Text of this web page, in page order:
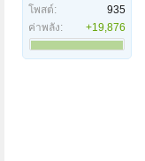
โพสต์:
935
ค่าพลัง:
+19,876